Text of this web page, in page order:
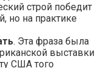
строй победит
но на практике
. Эта фраза была
выставки
США того